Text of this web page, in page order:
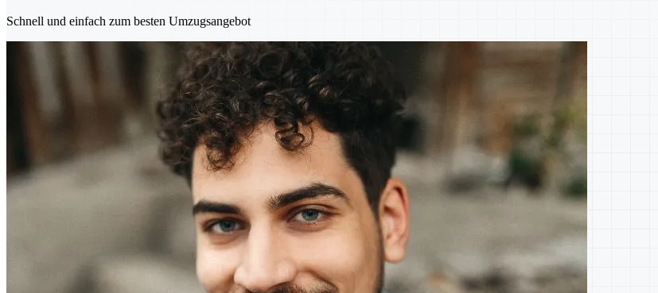
Schnell und einfach zum besten Umzugsangebot